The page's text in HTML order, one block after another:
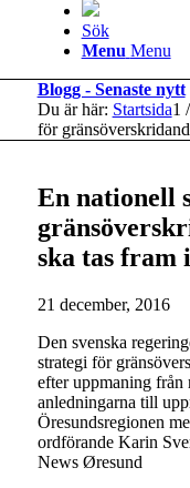
Sök
Menu Menu
Blogg - Senaste nytt
Du är här: Startsida1 /
för
En nationell
ska tas fram
21 december, 2016
Den svenska
strategi för
efter uppmaning från
anledningarna till
Öresundsregionen
ordförande Karin
News Øresund